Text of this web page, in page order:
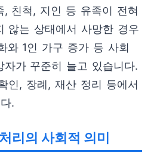
, 친척, 지인 등 유족이 전혀
않는 상태에서 사망한 경우
와 1인 가구 증가 등 사회
자가 꾸준히 늘고 있습니다.
인, 장례, 재산 정리 등에서
.
리의 사회적 의미